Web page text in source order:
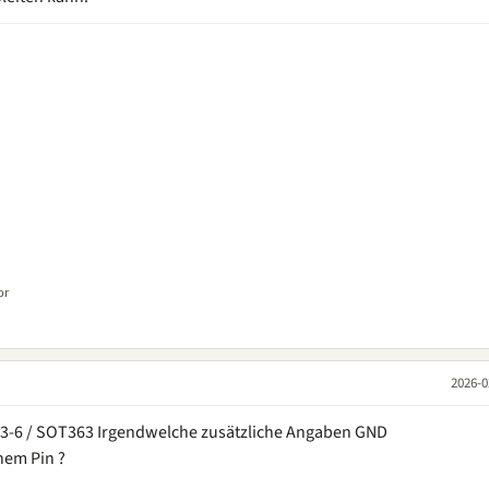
2026-
6 / SOT363 Irgendwelche zusätzliche Angaben GND
Pin ?